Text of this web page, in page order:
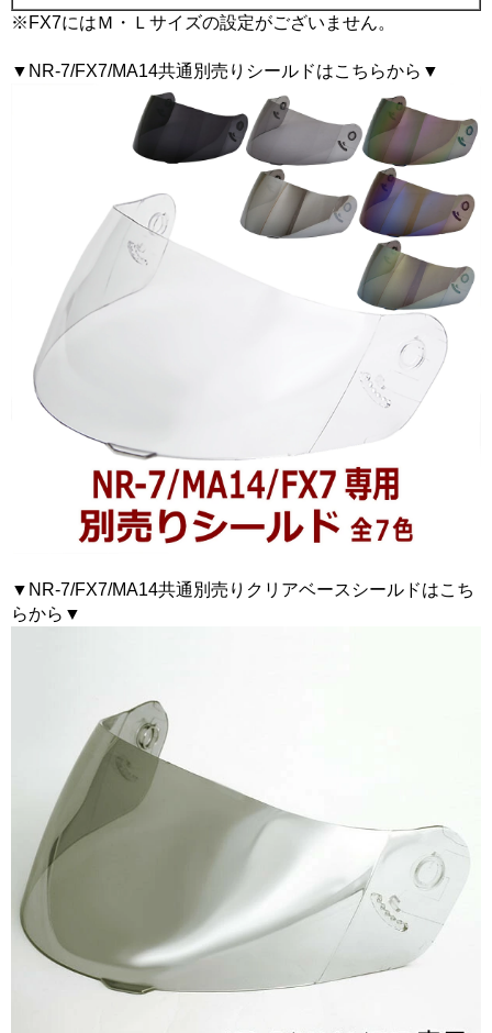
※FX7にはＭ・Ｌサイズの設定がございません。
▼NR-7/FX7/MA14共通別売りシールドはこちらから▼
▼NR-7/FX7/MA14共通別売りクリアベースシールドはこち
らから▼